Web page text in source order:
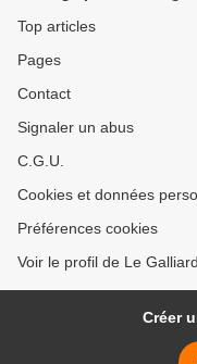
Top articles
Pages
Contact
Signaler un abus
C.G.U.
Cookies et données
Préférences cookies
Voir le profil de Le
Créer